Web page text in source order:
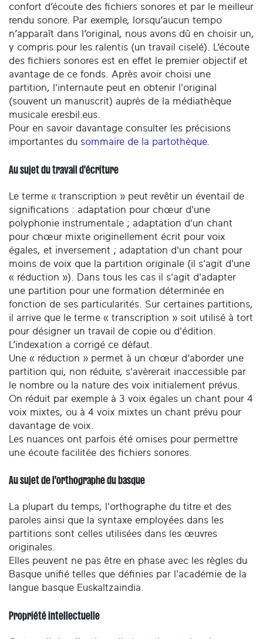
confort d’écoute des fichiers sonores et par le meilleur
rendu sonore. Par exemple, lorsqu’aucun tempo
n’apparaît dans l’original, nous avons dû en choisir un,
y compris pour les ralentis (un travail ciselé). L’écoute
des fichiers sonores est en effet le premier objectif et
avantage de ce fonds. Après avoir choisi une
partition, l'internaute peut en obtenir l'original
(souvent un manuscrit) auprès de la médiathèque
musicale eresbil.eus.
Pour en savoir davantage consulter les précisions
importantes du sommaire de la partothèque.
Au sujet du travail d'écriture
Le terme « transcription » peut revêtir un éventail de
significations : adaptation pour chœur d'une
polyphonie instrumentale ; adaptation d'un chant
pour chœur mixte originellement écrit pour voix
égales, et inversement ; adaptation d'un chant pour
moins de voix que la partition originale (il s'agit d'une
« réduction »). Dans tous les cas il s'agit d'adapter
une partition pour une formation déterminée en
fonction de ses particularités. Sur certaines partitions,
il arrive que le terme « transcription » soit utilisé à tort
pour désigner un travail de copie ou d'édition.
L’indexation a corrigé ce défaut.
Une « réduction » permet à un chœur d'aborder une
partition qui, non réduite, s'avèrerait inaccessible par
le nombre ou la nature des voix initialement prévus.
On réduit par exemple à 3 voix égales un chant pour 4
voix mixtes, ou à 4 voix mixtes un chant prévu pour
davantage de voix.
Les nuances ont parfois été omises pour permettre
une écoute facilitée des fichiers sonores.
Au sujet de l'orthographe du basque
La plupart du temps, l'orthographe du titre et des
paroles ainsi que la syntaxe employées dans les
partitions sont celles utilisées dans les œuvres
originales.
Elles peuvent ne pas être en phase avec les règles du
Basque unifié telles que définies par l'académie de la
langue basque Euskaltzaindia.
Propriété intellectuelle